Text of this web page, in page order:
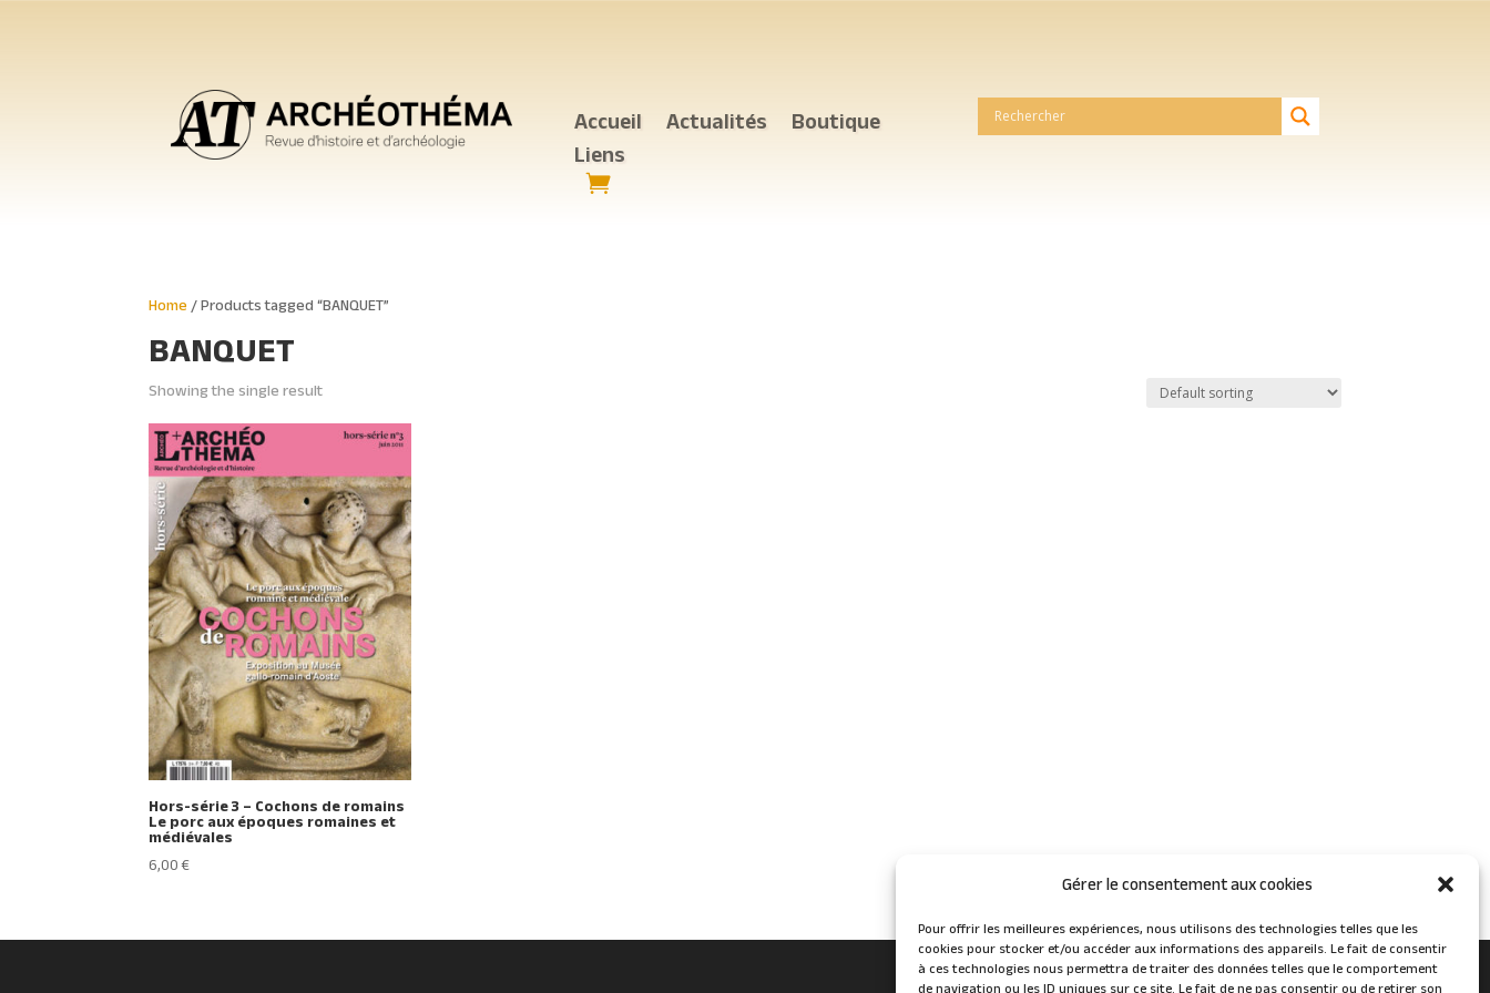
Gérer le consentement aux cookies
Pour offrir les meilleures expériences, nous utilisons des technologies telles que les
cookies pour stocker et/ou accéder aux informations des appareils. Le fait de consentir
à ces technologies nous permettra de traiter des données telles que le comportement
de navigation ou les ID uniques sur ce site. Le fait de ne pas consentir ou de retirer son
Accueil Actualités
Boutique
Liens
Home / Products tagged “BANQUET”
BANQUET
Showing the single result
Hors-série 3 – Cochons de romains
Le porc aux époques romaines et
médiévales
6,00€